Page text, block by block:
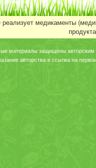
реализует медикаменты
материалы защищены авторским
авторства и ссылка на